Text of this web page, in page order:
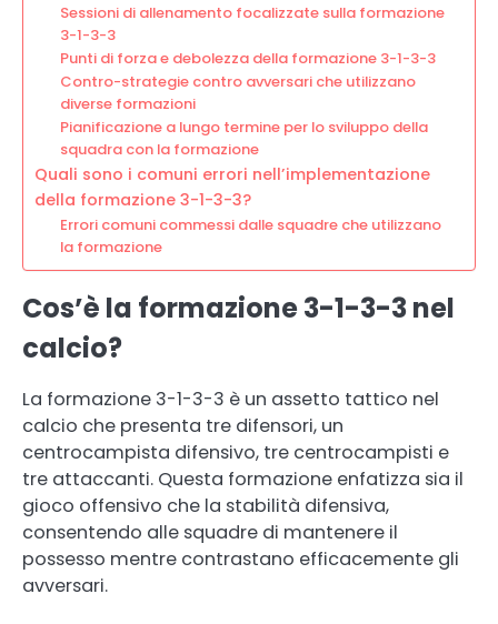
Sessioni di allenamento focalizzate sulla formazione
3-1-3-3
Punti di forza e debolezza della formazione 3-1-3-3
Contro-strategie contro avversari che utilizzano
diverse formazioni
Pianificazione a lungo termine per lo sviluppo della
squadra con la formazione
Quali sono i comuni errori nell’implementazione
della formazione 3-1-3-3?
Errori comuni commessi dalle squadre che utilizzano
la formazione
Cos’è la formazione 3-1-3-3 nel
calcio?
La formazione 3-1-3-3 è un assetto tattico nel
calcio che presenta tre difensori, un
centrocampista difensivo, tre centrocampisti e
tre attaccanti. Questa formazione enfatizza sia il
gioco offensivo che la stabilità difensiva,
consentendo alle squadre di mantenere il
possesso mentre contrastano efficacemente gli
avversari.